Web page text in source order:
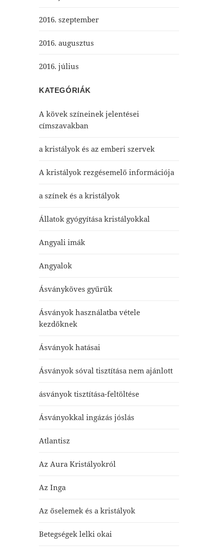
2016. szeptember
2016. augusztus
2016. július
KATEGÓRIÁK
A kövek színeinek jelentései
címszavakban
a kristályok és az emberi szervek
A kristályok rezgésemelő információja
a színek és a kristályok
Állatok gyógyítása kristályokkal
Angyali imák
Angyalok
Ásványköves gyűrűk
Ásványok használatba vétele
kezdőknek
Ásványok hatásai
Ásványok sóval tisztítása nem ajánlott
ásványok tisztítása-feltöltése
Ásványokkal ingázás jóslás
Atlantisz
Az Aura Kristályokról
Az Inga
Az őselemek és a kristályok
Betegségek lelki okai